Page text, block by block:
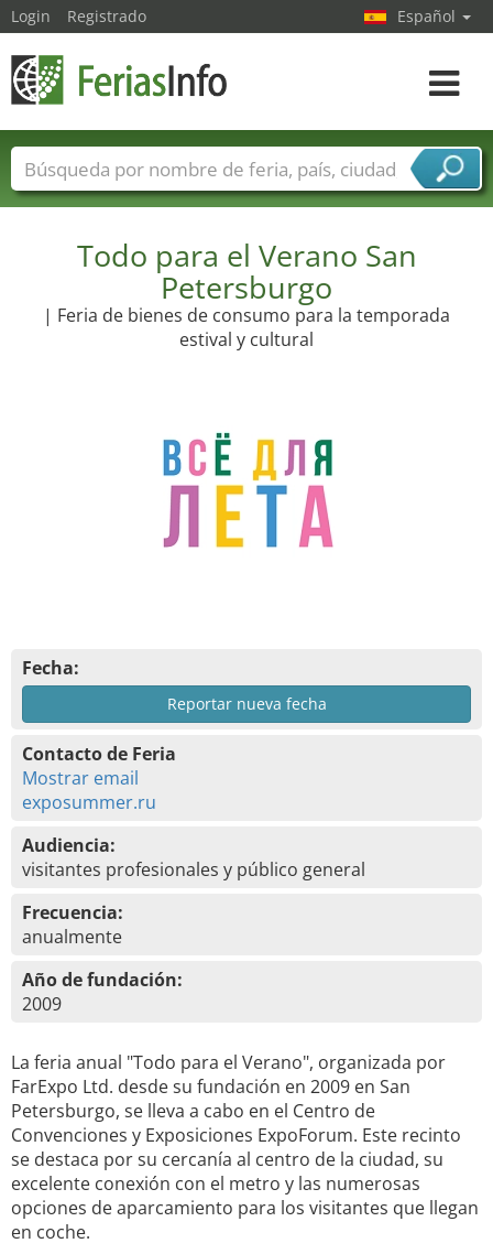
Todo para el Verano San
Petersburgo
| Feria de bienes de consumo para la temporada
estival y cultural
Fecha:
Reportar nueva fecha
Contacto de Feria
Mostrar email
exposummer.ru
Audiencia:
visitantes profesionales y público general
Frecuencia:
anualmente
Año de fundación:
2009
La feria anual "Todo para el Verano", organizada por
FarExpo Ltd. desde su fundación en 2009 en San
Petersburgo, se lleva a cabo en el Centro de
Convenciones y Exposiciones ExpoForum. Este recinto
se destaca por su cercanía al centro de la ciudad, su
excelente conexión con el metro y las numerosas
opciones de aparcamiento para los visitantes que llegan
en coche.
Login Registrado Español
toggle
Nombres de ferias Países
Ciudades
Sectores de proveedor de servicios